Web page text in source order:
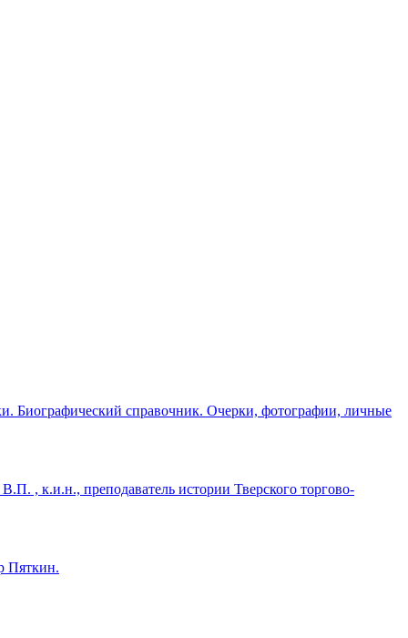
Биографический справочник. Очерки, фотографии, личные
, к.и.н., преподаватель истории Тверского торгово-
Пяткин.